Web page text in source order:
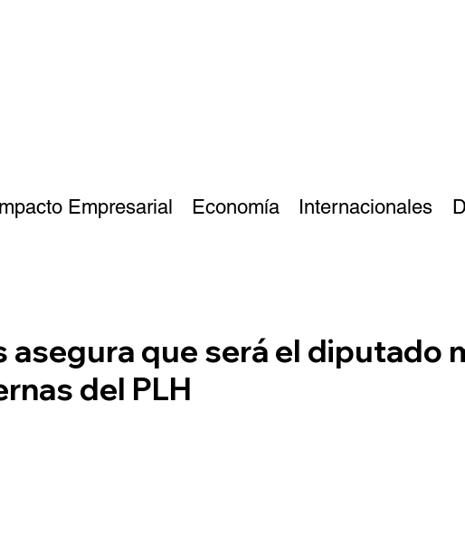
Empresarial Economía Internacionales
asegura que será el diputado
del PLH